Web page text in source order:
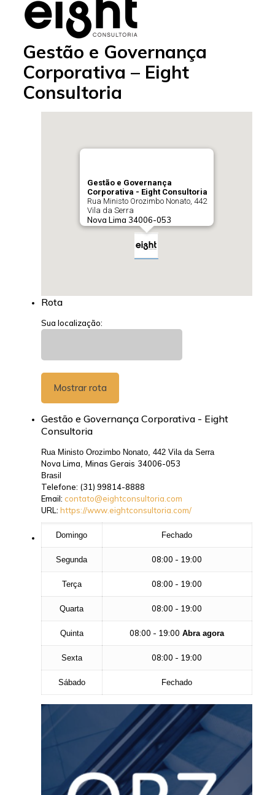
Gestão e Governança
Corporativa – Eight
Consultoria
Gestão e Governança
Corporativa - Eight Consultoria
Rua Ministo Orozimbo Nonato, 442
Vila da Serra
Nova Lima 34006-053
Telefone:(31) 99814-8888
Rota
Sua localização:
Gestão e Governança Corporativa - Eight
Consultoria
Rua Ministo Orozimbo Nonato, 442 Vila da Serra
Nova Lima, Minas Gerais 34006-053
Brasil
Telefone: (31) 99814-8888
Email: contato@eightconsultoria.com
URL: https://www.eightconsultoria.com/
Domingo Fechado
Segunda 08:00 - 19:00
Terça 08:00 - 19:00
Quarta 08:00 - 19:00
Quinta 08:00 - 19:00 Abra agora
Sexta 08:00 - 19:00
Sábado Fechado